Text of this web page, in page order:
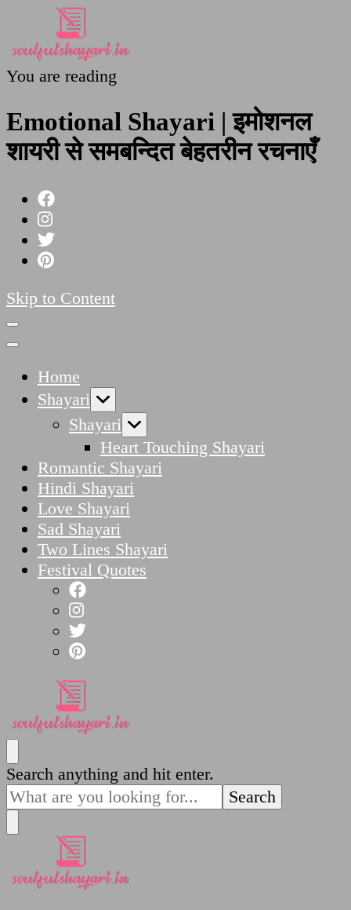
Poetries
You are reading
Emotional Shayari | इमोशनल
शायरी से समबन्दित बेहतरीन रचनाएँ
Skip to Content
Home
Shayari
Shayari
Heart Touching Shayari
Romantic Shayari
Hindi Shayari
Love Shayari
Sad Shayari
Two Lines Shayari
Festival Quotes
SoulfulShayari.in
Soulful Shayari – Love, Sad, and Heart Touching
Poetries
Looking
for
Something?
Search anything and hit enter.